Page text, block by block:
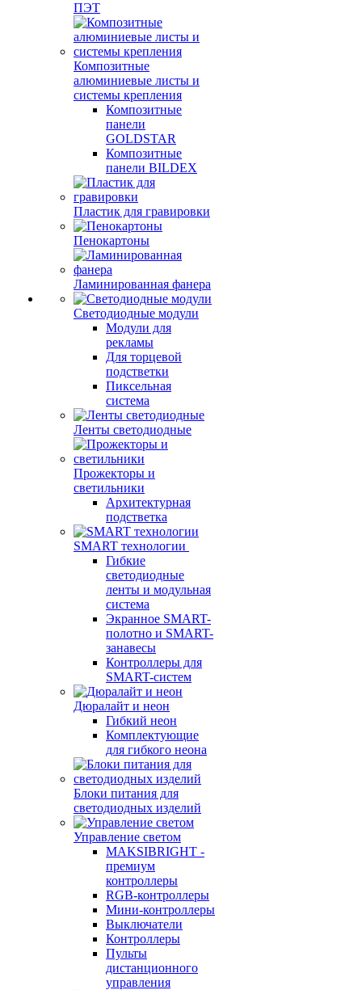
ПЭТ
Композитные
алюминиевые листы и
системы крепления
Композитные
панели
GOLDSTAR
Композитные
панели BILDEX
Пластик для гравировки
Пенокартоны
Ламинированная фанера
Светодиодные модули
Модули для
рекламы
Для торцевой
подстветки
Пиксельная
система
Ленты светодиодные
Прожекторы и
светильники
Архитектурная
подстветка
SMART технологии
Гибкие
светодиодные
ленты и модульная
система
Экранное SMART-
полотно и SMART-
занавесы
Контроллеры для
SMART-систем
Дюралайт и неон
Гибкий неон
Комплектующие
для гибкого неона
Блоки питания для
светодиодных изделий
Управление светом
MAKSIBRIGHT -
премиум
контроллеры
RGB-контроллеры
Мини-контроллеры
Выключатели
Контроллеры
Пульты
дистанционного
управления